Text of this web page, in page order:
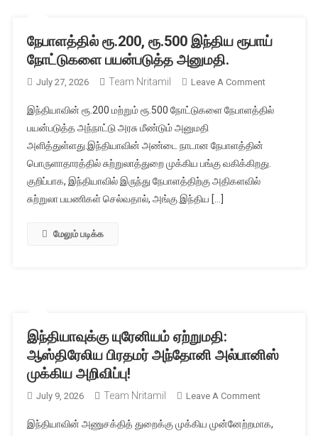
நேபாளத்தில் ரூ.200, ரூ.500 இந்திய ரூபாய்
நோட்டுகளை பயன்படுத்த அனுமதி.
July 27, 2026 Team Nritamil Leave A CommentOn
ரூ.200,
ரூபாய்
இந்தியாவின் ரூ.200 மற்றும் ரூ.500 நோட்டுகளை நேபாளத்தில்
பயன்படுத்த அந்நாட்டு அரசு மீண்டும் அனுமதி
அளித்துள்ளது.இந்தியாவின் அண்டை நாடான நேபாளத்தின்
பொருளாதாரத்தில் சுற்றுலாத்துறை முக்கிய பங்கு வகிக்கிறது.
குறிப்பாக, இந்தியாவில் இருந்து நேபாளத்திற்கு அதிகளவில்
சுற்றுலா பயணிகள் செல்வதால், அங்கு இந்திய […]
மேலும் படிக்க
இந்தியாவுக்கு யுரேனியம் ஏற்றுமதி:
ஆஸ்திரேலிய பிரதமர் அந்தோனி அல்பானிஸ்
முக்கிய அறிவிப்பு!
July 9, 2026 Team Nritamil Leave A CommentOn
யுரேனியம்
இந்தியாவின் அணுசக்தித் துறைக்கு முக்கிய முன்னேற்றமாக,